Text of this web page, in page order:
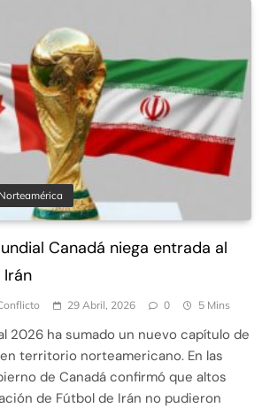
Norteamérica
Canadá niega entrada al
29 Abril, 2026 0 5 Mins
2026 ha sumado un nuevo capítulo de
territorio norteamericano. En las
de Canadá confirmó que altos
de Fútbol de Irán no pudieron